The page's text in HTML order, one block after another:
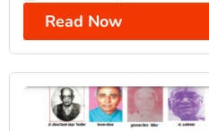
Read Now